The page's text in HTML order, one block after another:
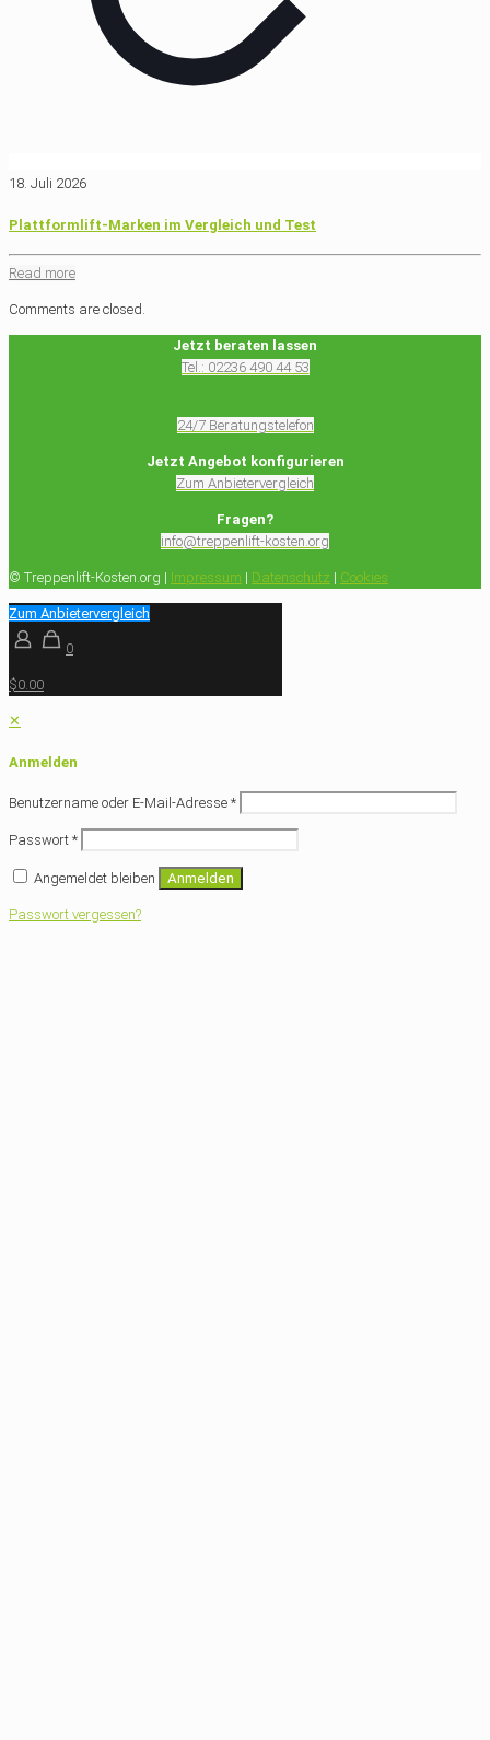
18. Juli 2026
Plattformlift-Marken im Vergleich und Test
Read more
Comments are closed.
Jetzt beraten lassen
Tel.: 02236 490 44 53
24/7 Beratungstelefon
Jetzt Angebot konfigurieren
Zum Anbietervergleich
Fragen?
info@treppenlift-kosten.org
© Treppenlift-Kosten.org | Impressum | Datenschutz | Cookies
Zum Anbietervergleich
0
$0.00
✕
Anmelden
Benutzername oder E-Mail-Adresse *
Passwort *
Angemeldet bleiben Anmelden
Passwort vergessen?